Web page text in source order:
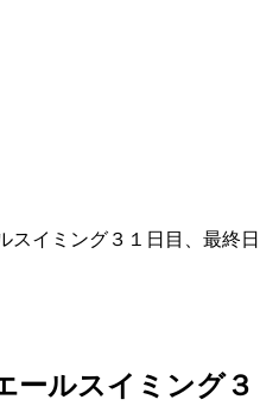
スイミング３１日目、最終日
ールスイミング３